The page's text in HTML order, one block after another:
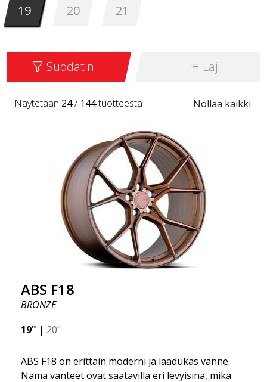
19 20 21
Suodatin Laji
Nollaa kaikki
Näytetään 24/ 144tuotteesta
ABS F18
BRONZE
19" | 20"
ABS F18 on erittäin moderni ja laadukas vanne.
Nämä vanteet ovat saatavilla eri levyisinä, mikä